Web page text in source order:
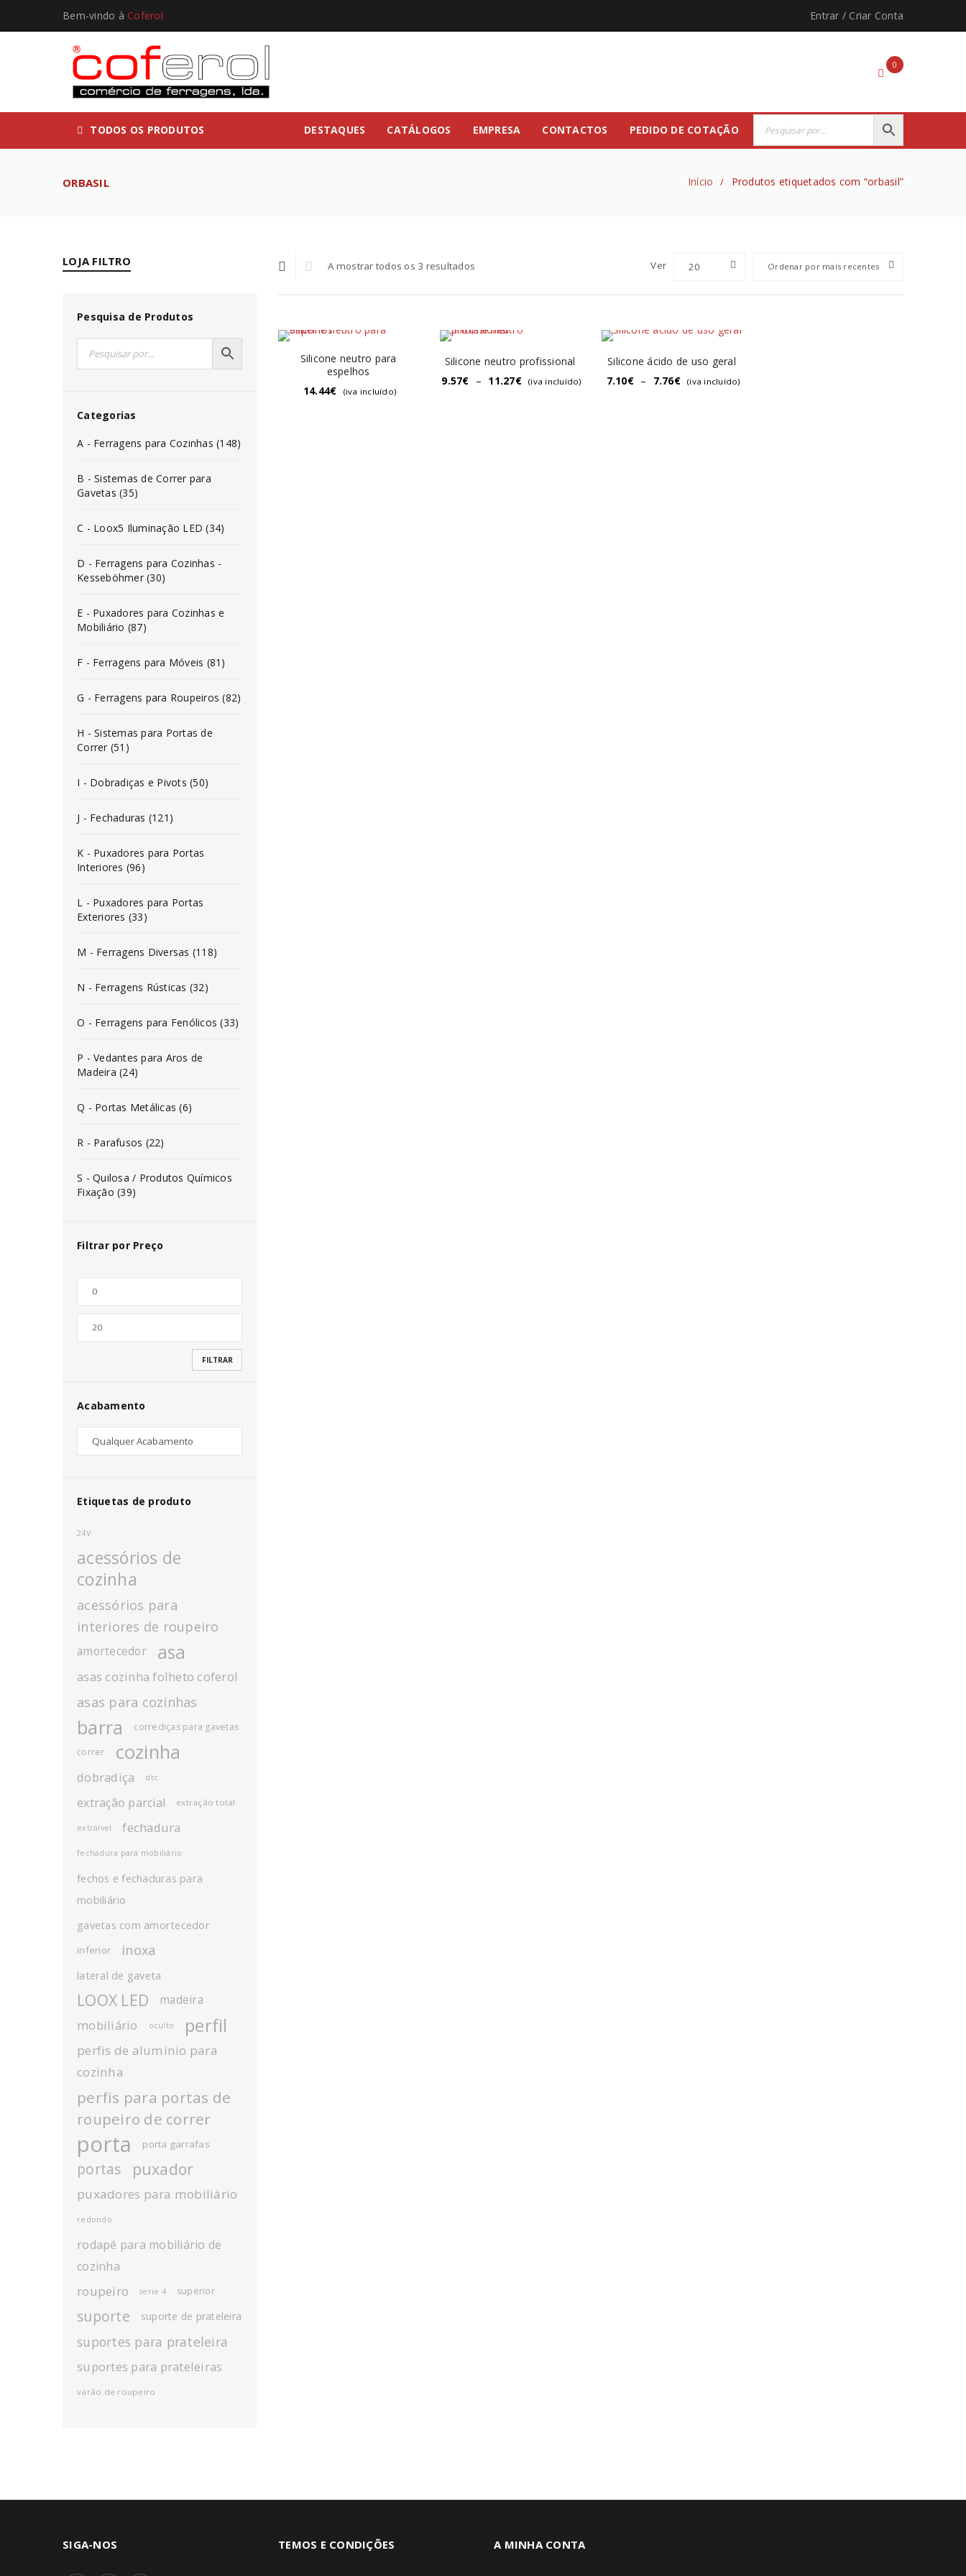
*
INICIAR SESSÃO
Bem-vindo à Coferol Entrar / Criar Conta
0
TODOS OS PRODUTOS DESTAQUES CATÁLOGOS EMPRESA CONTACTOS PEDIDO DE COTAÇÃO
ORBASIL Início / Produtos etiquetados com “orbasil”
LOJA FILTRO
Pesquisa de Produtos
Categorias
A - Ferragens para Cozinhas (148)
B - Sistemas de Correr para
Gavetas (35)
C - Loox5 Iluminação LED (34)
D - Ferragens para Cozinhas -
Kesseböhmer (30)
E - Puxadores para Cozinhas e
Mobiliário (87)
F - Ferragens para Móveis (81)
G - Ferragens para Roupeiros (82)
H - Sistemas para Portas de
Correr (51)
I - Dobradiças e Pivots (50)
J - Fechaduras (121)
K - Puxadores para Portas
Interiores (96)
L - Puxadores para Portas
Exteriores (33)
M - Ferragens Diversas (118)
N - Ferragens Rústicas (32)
O - Ferragens para Fenólicos (33)
P - Vedantes para Aros de
Madeira (24)
Q - Portas Metálicas (6)
R - Parafusos (22)
S - Quilosa / Produtos Químicos
Fixação (39)
Filtrar por Preço
FILTRAR
Acabamento
Etiquetas de produto
24V
acessórios de
cozinha
acessórios para
interiores de roupeiro
amortecedor asa
asas cozinha folheto coferol
asas para cozinhas
barra corrediças para gavetas
correr cozinha
dobradiça dtc
extração parcial extração total
extraível fechadura
fechadura para mobiliário
fechos e fechaduras para
mobiliário
gavetas com amortecedor
inferior inoxa
lateral de gaveta
LOOX LED madeira
mobiliário oculto perfil
perfis de aluminio para
cozinha
perfis para portas de
roupeiro de correr
porta porta garrafas
portas puxador
puxadores para mobiliário
redondo
rodapé para mobiliário de
cozinha
roupeiro serie 4 superior
suporte suporte de prateleira
suportes para prateleira
suportes para prateleiras
varão de roupeiro
A mostrar todos os 3 resultados Ordenar por mais recentes
Ver 20
Silicone neutro para
espelhos
14.44€ (iva incluído)
Silicone neutro profissional
9.57€ – 11.27€ (iva incluído)
Silicone ácido de uso geral
7.10€ – 7.76€ (iva incluído)
SIGA-NOS TEMOS E CONDIÇÕES A MINHA CONTA